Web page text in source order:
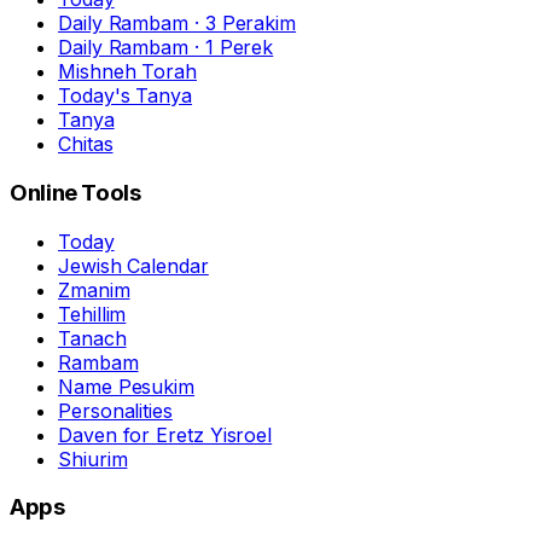
Daily Rambam · 3 Perakim
Daily Rambam · 1 Perek
Mishneh Torah
Today's Tanya
Tanya
Chitas
Online Tools
Today
Jewish Calendar
Zmanim
Tehillim
Tanach
Rambam
Name Pesukim
Personalities
Daven for Eretz Yisroel
Shiurim
Apps